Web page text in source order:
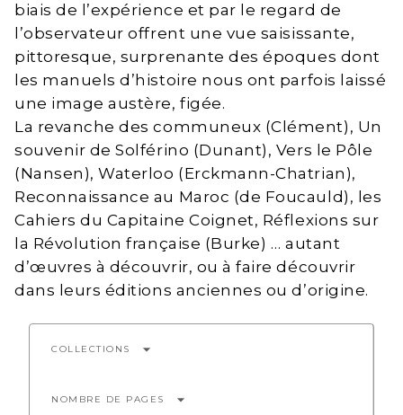
biais de l’expérience et par le regard de
l’observateur offrent une vue saisissante,
pittoresque, surprenante des époques dont
les manuels d’histoire nous ont parfois laissé
une image austère, figée.
La revanche des communeux (Clément), Un
souvenir de Solférino (Dunant), Vers le Pôle
(Nansen), Waterloo (Erckmann-Chatrian),
Reconnaissance au Maroc (de Foucauld), les
Cahiers du Capitaine Coignet, Réflexions sur
la Révolution française (Burke) … autant
d’œuvres à découvrir, ou à faire découvrir
dans leurs éditions anciennes ou d’origine.
COLLECTIONS arrow_drop_down
NOMBRE DE PAGES arrow_drop_down